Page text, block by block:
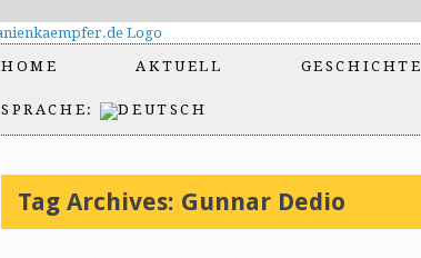
HOME AKTUELL GESCHICHTE
SPRACHE:
Tag Archives: Gunnar Dedio